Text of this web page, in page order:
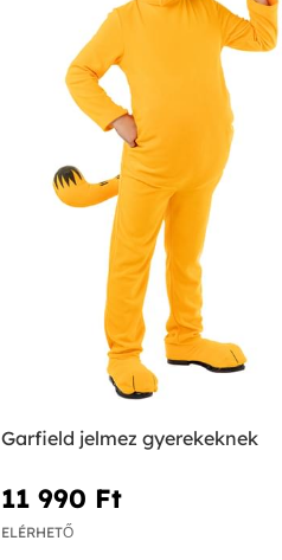
Garfield jelmez gyerekeknek
11 990 Ft‎
ELÉRHETŐ